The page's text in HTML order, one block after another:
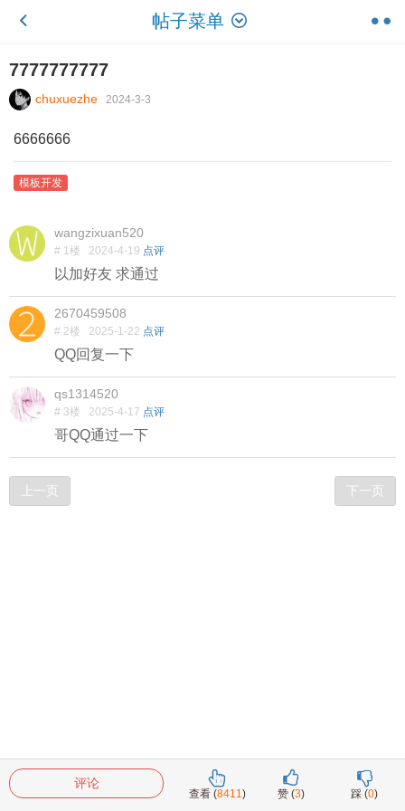
帖子菜单
7777777777
chuxuezhe 2024-3-3
6666666
模板开发
wangzixuan520
# 1楼 2024-4-19 点评
以加好友 求通过
2670459508
# 2楼 2025-1-22 点评
QQ回复一下
qs1314520
# 3楼 2025-4-17 点评
哥QQ通过一下
上一页 下一页
评论
踩 (0)
赞 (3)
查看 (8411)